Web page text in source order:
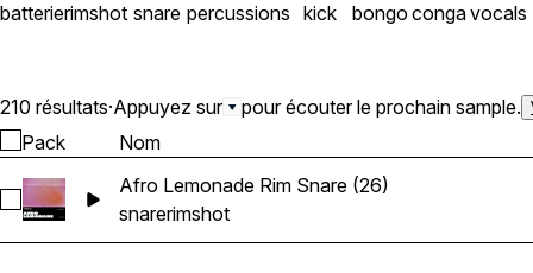
batterierimshot snare percussions kick bongo congavocals
210 résultats·Appuyez sur pour écouter le prochain sample.
Pack Nom
Sélectionnez Afro Lemonade Rim Snare (26)
Afro Lemonade Rim Snare (26)
snarerimshot